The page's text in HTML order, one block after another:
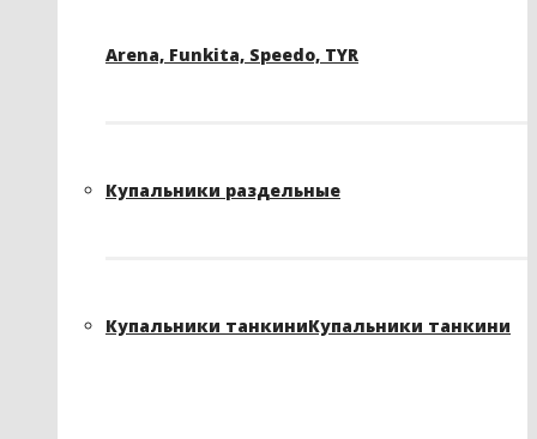
Arena, Funkita, Speedo, TYR
Купальники раздельные
Купальники танкиниКупальники танкини